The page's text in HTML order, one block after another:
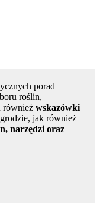
porad
roślin,
również wskazówki
jak również
narzędzi oraz